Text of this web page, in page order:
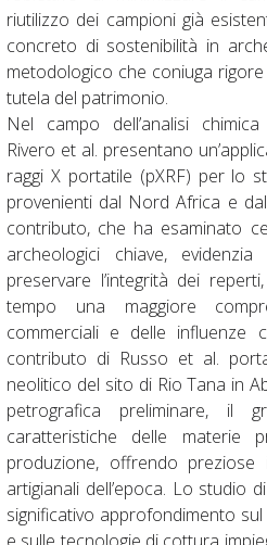
riutilizzo dei campioni già
concreto di sostenibilità in
metodologico che coniuga
tutela del patrimonio.
Nel campo dell’analisi
Rivero et al. presentano
raggi X portatile (pXRF) per lo
provenienti dal Nord Africa e
contributo, che ha esaminato
archeologici chiave,
preservare l’integrità dei
tempo una maggiore
commerciali e delle influenze
contributo di Russo et al.
neolitico del sito di Rio Tana in
petrografica preliminare, il
caratteristiche delle materie
produzione, offrendo preziose
artigianali dell’epoca. Lo studio
significativo approfondimento